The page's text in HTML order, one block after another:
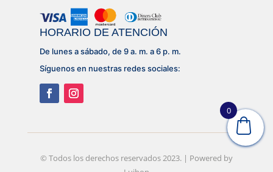
HORARIO DE ATENCIÓN
De lunes a sábado, de 9 a. m. a 6 p. m.
Síguenos en nuestras redes sociales:
© Desarrollado porLujhon – Agencia de Marketing
© Todos los derechos reservados 2023. | Powered by
0